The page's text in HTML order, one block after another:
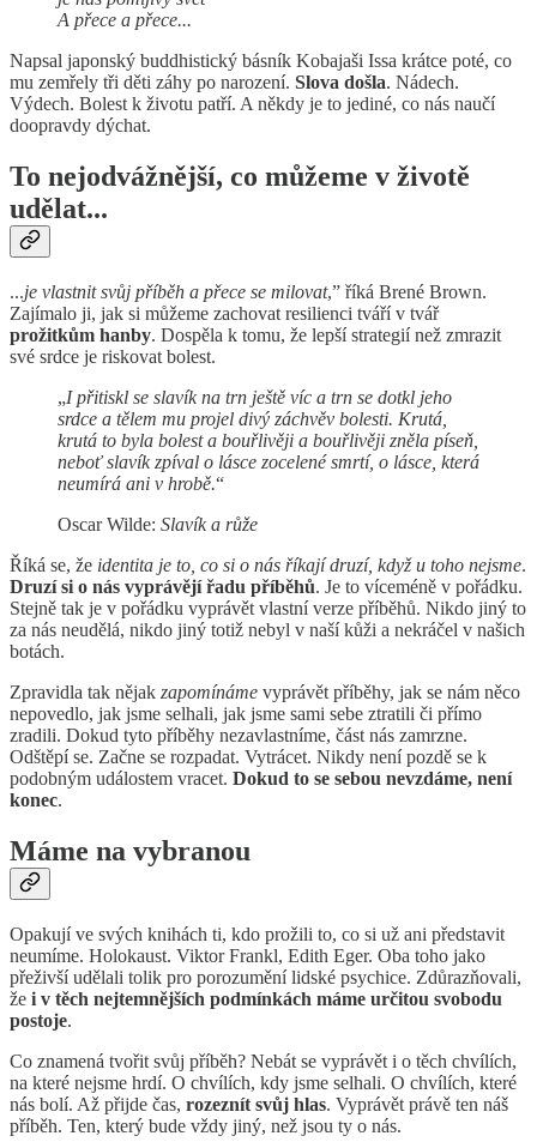
A přece a přece...
Napsal japonský buddhistický básník Kobajaši Issa krátce poté, co
mu zemřely tři děti záhy po narození. Slova došla. Nádech.
Výdech. Bolest k životu patří. A někdy je to jediné, co nás naučí
doopravdy dýchat.
To nejodvážnější, co můžeme v životě
udělat...
...je vlastnit svůj příběh a přece se milovat,” říká Brené Brown.
Zajímalo ji, jak si můžeme zachovat resilienci tváří v tvář
prožitkům hanby. Dospěla k tomu, že lepší strategií než zmrazit
své srdce je riskovat bolest.
„I přitiskl se slavík na trn ještě víc a trn se dotkl jeho
srdce a tělem mu projel divý záchvěv bolesti. Krutá,
krutá to byla bolest a bouřlivěji a bouřlivěji zněla píseň,
neboť slavík zpíval o lásce zocelené smrtí, o lásce, která
neumírá ani v hrobě.“
Oscar Wilde: Slavík a růže
Říká se, že identita je to, co si o nás říkají druzí, když u toho nejsme.
Druzí si o nás vyprávějí řadu příběhů. Je to víceméně v pořádku.
Stejně tak je v pořádku vyprávět vlastní verze příběhů. Nikdo jiný to
za nás neudělá, nikdo jiný totiž nebyl v naší kůži a nekráčel v našich
botách.
Zpravidla tak nějak zapomínáme vyprávět příběhy, jak se nám něco
nepovedlo, jak jsme selhali, jak jsme sami sebe ztratili či přímo
zradili. Dokud tyto příběhy nezavlastníme, část nás zamrzne.
Odštěpí se. Začne se rozpadat. Vytrácet. Nikdy není pozdě se k
podobným událostem vracet. Dokud to se sebou nevzdáme, není
konec.
Máme na vybranou
Opakují ve svých knihách ti, kdo prožili to, co si už ani představit
neumíme. Holokaust. Viktor Frankl, Edith Eger. Oba toho jako
přeživší udělali tolik pro porozumění lidské psychice. Zdůrazňovali,
že i v těch nejtemnějších podmínkách máme určitou svobodu
postoje.
Co znamená tvořit svůj příběh? Nebát se vyprávět i o těch chvílích,
na které nejsme hrdí. O chvílích, kdy jsme selhali. O chvílích, které
nás bolí. Až přijde čas, rozeznít svůj hlas. Vyprávět právě ten náš
příběh. Ten, který bude vždy jiný, než jsou ty o nás.